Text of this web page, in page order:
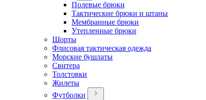
Полевые брюки
Тактические брюки и штаны
Мембранные брюки
Утепленные брюки
Шорты
Флисовая тактическая одежда
Морские бушлаты
Свитера
Толстовки
Жилеты
Футболки